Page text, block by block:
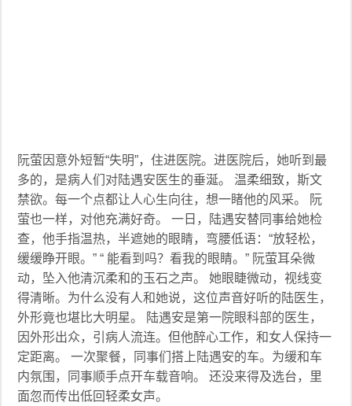
阮萤因意外短暂“失明”，住进医院。进医院后，她听到最
多的，是病人们对陆遇安医生的垂涎。 温柔细致，斯文
禁欲。每一个点都让人心生向往，想一睹他的风采。 阮
萤也一样，对他充满好奇。 一日，陆遇安替同事给她检
查，他手指温热，半遮她的眼睛，弯腰低语：“放轻松，
缓缓睁开眼。” “ 能看到吗？看我的眼睛。” 阮萤耳朵微
动，坠入他清沉柔和的玉石之声。 她眼睫微动，视线变
得清晰。为什么没有人和她说，这位声音好听的陆医生，
外形竟也堪比大明星。 陆遇安是第一院眼科部的医生，
因外形出众，引病人流连。但他醉心工作，和女人保持一
定距离。 一次聚餐，同事们搭上陆遇安的车。为缓和车
内氛围，同事顺手点开车载音响。 还没来得及选台，里
面忽而传出低回轻柔女声。